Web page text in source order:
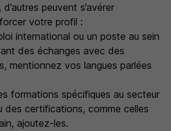
d’autres peuvent s’avérer
votre profil :
international ou un poste au sein
des échanges avec des
mentionnez vos langues parlées
formations spécifiques au secteur
des certifications, comme celles
ajoutez-les.